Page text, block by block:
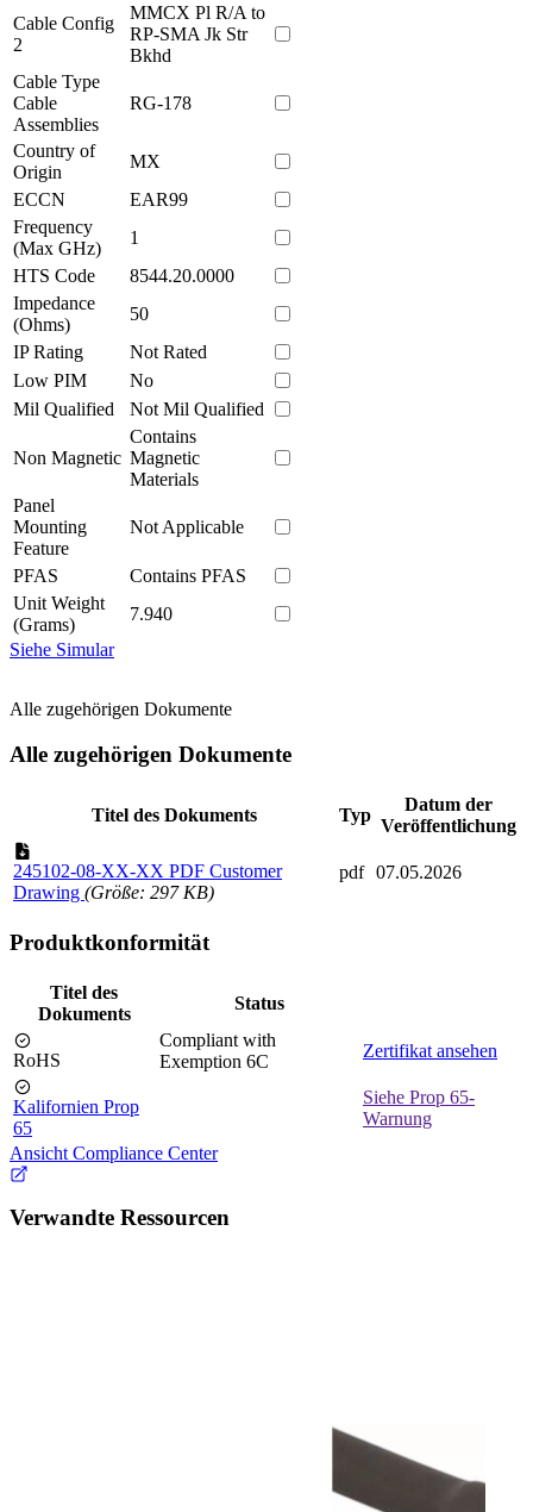
Cable Config
2
MMCX Pl R/A to
RP-SMA Jk Str
Bkhd
Cable Type
Cable
Assemblies
RG-178
Country of
Origin
MX
ECCN
EAR99
Frequency
(Max GHz)
1
HTS Code
8544.20.0000
Impedance
(Ohms)
50
IP Rating
Not Rated
Low PIM
No
Mil Qualified
Not Mil Qualified
Non Magnetic
Contains
Magnetic
Materials
Panel
Mounting
Feature
Not Applicable
PFAS
Contains PFAS
Unit Weight
(Grams)
7.940
Siehe Simular
Alle zugehörigen Dokumente
Alle zugehörigen Dokumente
Titel des Dokuments Typ
Datum der
Veröffentlichung
245102-08-XX-XX PDF Customer
Drawing (Größe: 297 KB)
pdf 07.05.2026
Produktkonformität
Titel des
Dokuments
Status
RoHS
Compliant with
Exemption 6C
Zertifikat ansehen
Kalifornien Prop
65
Siehe Prop 65-
Warnung
Ansicht Compliance Center
Verwandte Ressourcen